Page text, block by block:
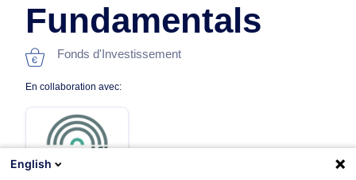
Fundamentals
Fonds d'Investissement
En collaboration avec:
English